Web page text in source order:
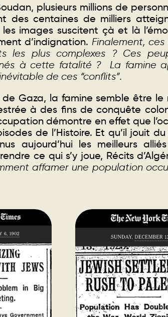
plusieurs millions de
des centaines de milliers
images suscitent çà et là
d’indignation. Finalement, ces
les plus complexes ? Ces
à cette fatalité ? La famine
de ces “conflits”.
Gaza, la famine semble être le
à des fins de conquête
démontre en effet que
de l’Histoire. Et qu’il jouit
aujourd’hui les meilleurs
ce qui s’y joue, Récits
affamer une population